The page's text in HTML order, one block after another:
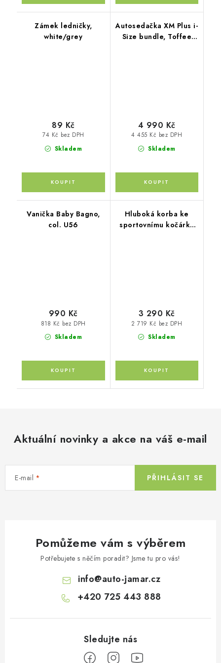
Zámek ledničky,
white/grey
Skladem
74 Kč bez DPH
89 Kč
Autosedačka XM Plus i-
Size bundle, Toffee
Skladem
4 455 Kč bez DPH
4 990 Kč
Vanička Baby Bagno,
col. U56
Skladem
818 Kč bez DPH
990 Kč
Hluboká korba ke
sportovnímu kočárku
Skladem
2 719 Kč bez DPH
3 290 Kč
Aktuální novinky a akce na váš e-mail
E-mail PŘIHLÁSIT SE
Pomůžeme vám s výběrem
Potřebujete s něčím poradit? Jsme tu pro vás!
info@auto-jamar.cz
+420 725 443 888